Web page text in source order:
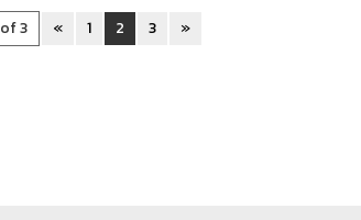
3 « 1 2 3 »